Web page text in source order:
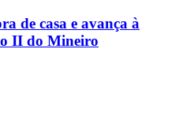
de casa e avança à
II do Mineiro